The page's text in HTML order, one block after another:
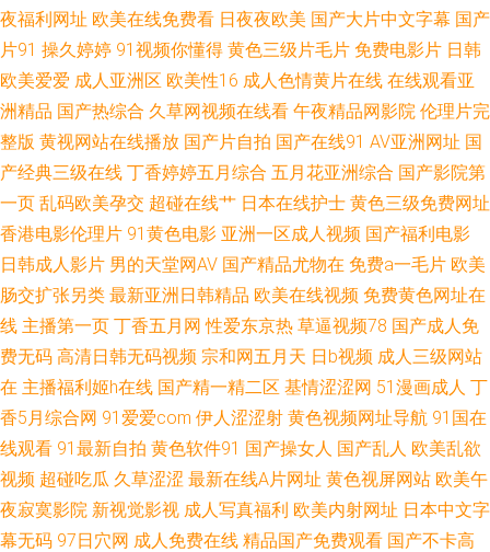
资源总站 狠狠干哦日本 熟妇91在线视频 国产91探花 www豆花51 精东视频
无 日韩天堂 91精品7 福利内射官网 欧美色图网站 中日韩欧美色图 国产精选
视频 欧美图色10p 成人日韩色图 美女让我操 午夜福利色色99 99re欧美精品
国产黑丝91 欧美肏屄电影 性爱日韩 97影音 激情网站 日韩中字在线 91大神
看片 福利老司机www 欧美日韩在线旡码 午夜色影院
夜福利网址 欧美在线免费看 日夜夜欧美 国产大片中文字幕 国产
片91 操久婷婷 91视频你懂得 黄色三级片毛片 免费电影片 日韩
欧美爱爱 成人亚洲区 欧美性16 成人色情黄片在线 在线观看亚
洲精品 国产热综合 久草网视频在线看 午夜精品网影院 伦理片完
整版 黄视网站在线播放 国产片自拍 国产在线91 AV亚洲网址 国
产经典三级在线 丁香婷婷五月综合 五月花亚洲综合 国产影院第
一页 乱码欧美孕交 超碰在线艹 日本在线护士 黄色三级免费网址
香港电影伦理片 91黄色电影 亚洲一区成人视频 国产福利电影
日韩成人影片 男的天堂网AV 国产精品尤物在 免费a一毛片 欧美
肠交扩张另类 最新亚洲日韩精品 欧美在线视频 免费黄色网址在
线 主播第一页 丁香五月网 性爱东京热 草逼视频78 国产成人免
费无码 高清日韩无码视频 宗和网五月天 日b视频 成人三级网站
在 主播福利姬h在线 国产精一精二区 基情涩涩网 51漫画成人 丁
香5月综合网 91爱爱com 伊人涩涩射 黄色视频网址导航 91国在
线观看 91最新自拍 黄色软件91 国产操女人 国产乱人 欧美乱欲
视频 超碰吃瓜 久草涩涩 最新在线A片网址 黄色视屏网站 欧美午
夜寂寞影院 新视觉影视 成人写真福利 欧美内射网址 日本中文字
幕无码 97日穴网 成人免费在线 精品国产免费观看 国产不卡高